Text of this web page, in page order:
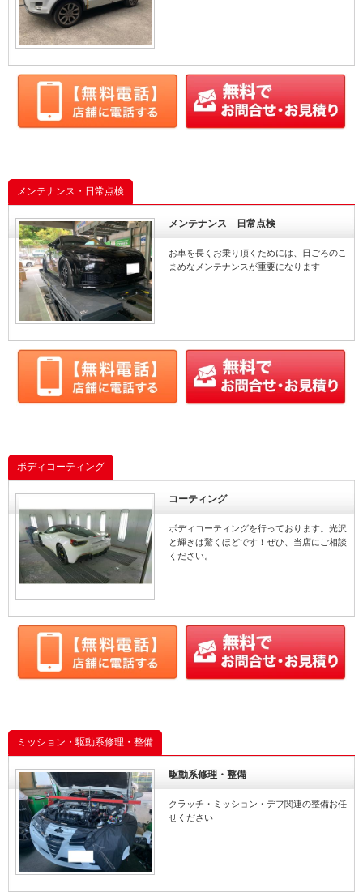
メンテナンス・日常点検
メンテナンス 日常点検
お車を長くお乗り頂くためには、日ごろのこ
まめなメンテナンスが重要になります
ボディコーティング
コーティング
ボディコーティングを行っております。光沢
と輝きは驚くほどです！ぜひ、当店にご相談
ください。
ミッション・駆動系修理・整備
駆動系修理・整備
クラッチ・ミッション・デフ関連の整備お任
せください